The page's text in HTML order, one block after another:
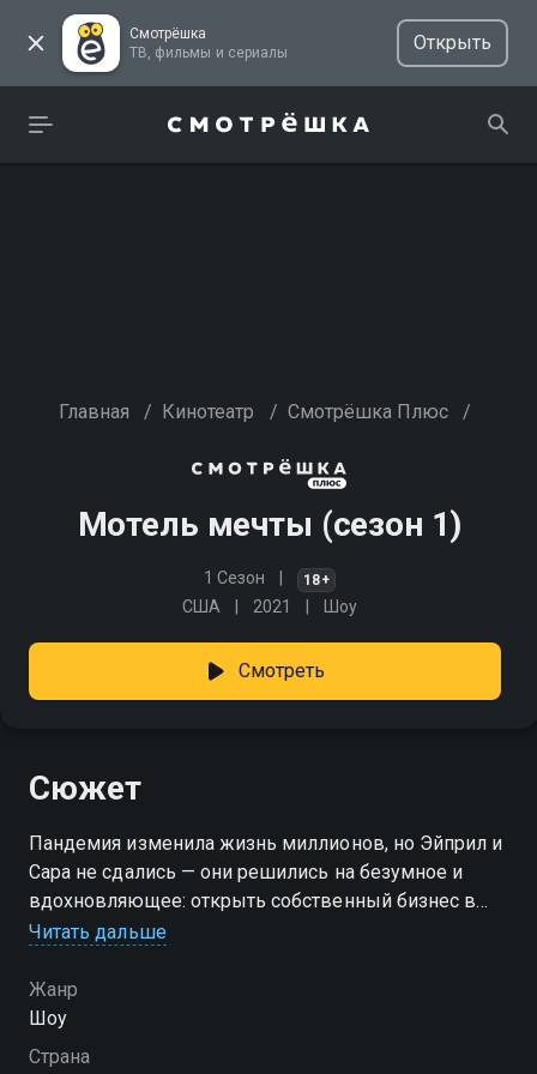
Смотрёшка
ТВ, фильмы и сериалы
Открыть
Главная / Кинотеатр / Смотрёшка Плюс /
Мотель мечты (сезон 1)
1 Сезон 18+
США 2021 Шоу
Смотреть
Сюжет
Пандемия изменила жизнь миллионов, но Эйприл и
Сара не сдались — они решились на безумное и
вдохновляющее: открыть собственный бизнес в
разгар кризиса. Их мечта — вдохнуть новую жизнь в
трудности, подруги полны энтузиазма. Ремонт,
дизайн, закупки, первые брони — они делают всё
своими силами, веря, что уют, душа и упорство
Читать дальше
Жанр
Шоу
Страна